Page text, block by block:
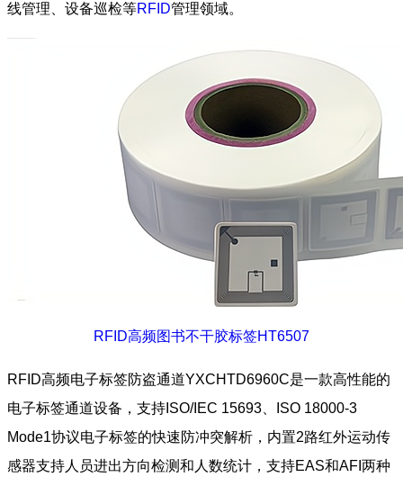
线管理、设备巡检等RFID管理领域。
RFID高频图书不干胶标签HT6507
RFID高频电子标签防盗通道YXCHTD6960C是一款高性能的
电子标签通道设备，支持ISO/IEC 15693、ISO 18000-3
Mode1协议电子标签的快速防冲突解析，内置2路红外运动传
感器支持人员进出方向检测和人数统计，支持EAS和AFI两种